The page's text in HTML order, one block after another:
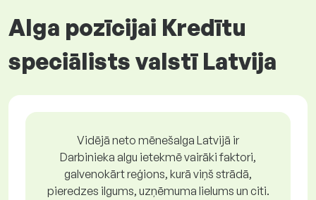
Alga pozīcijai Kredītu
speciālists valstī Latvija
Vidējā neto mēnešalga Latvijā ir
Darbinieka algu ietekmē vairāki faktori,
galvenokārt reģions, kurā viņš strādā,
pieredzes ilgums, uzņēmuma lielums un citi.